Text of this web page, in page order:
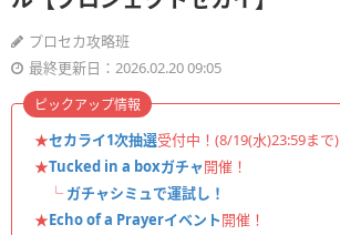
プロセカ攻略班
最終更新日：2026.02.20 09:05
★セカライ1次抽選受付中！(8/19(水)23:59まで)
★Tucked in a boxガチャ開催！
└ ガチャシミュで運試し！
★Echo of a Prayerイベント開催！
ピックアップ情報